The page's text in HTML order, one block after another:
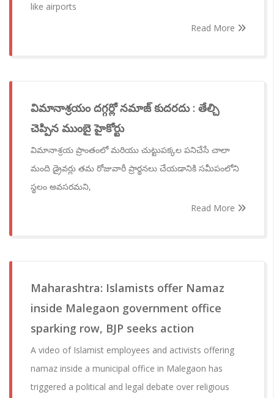
like airports
Read More
విమానాశ్రయం దగ్గర్లో నమాజ్ కుదరదు : తేల్చి
చెప్పిన ముంబై హైకోర్టు
విమానాశ్రయ ప్రాంతంలో మరియు చుట్టుపక్కల పనిచేసే చాలా
మంది డ్రైవర్లు తమ రోజువారీ ప్రార్థనలు చేయడానికి సమీపంలోని
స్థలం అవసరమని,
Read More
Maharashtra: Islamists offer Namaz
inside Malegaon government office
sparking row, BJP seeks action
A video of Islamist employees and activists offering
namaz inside a municipal office in Malegaon has
triggered a political and legal debate over religious